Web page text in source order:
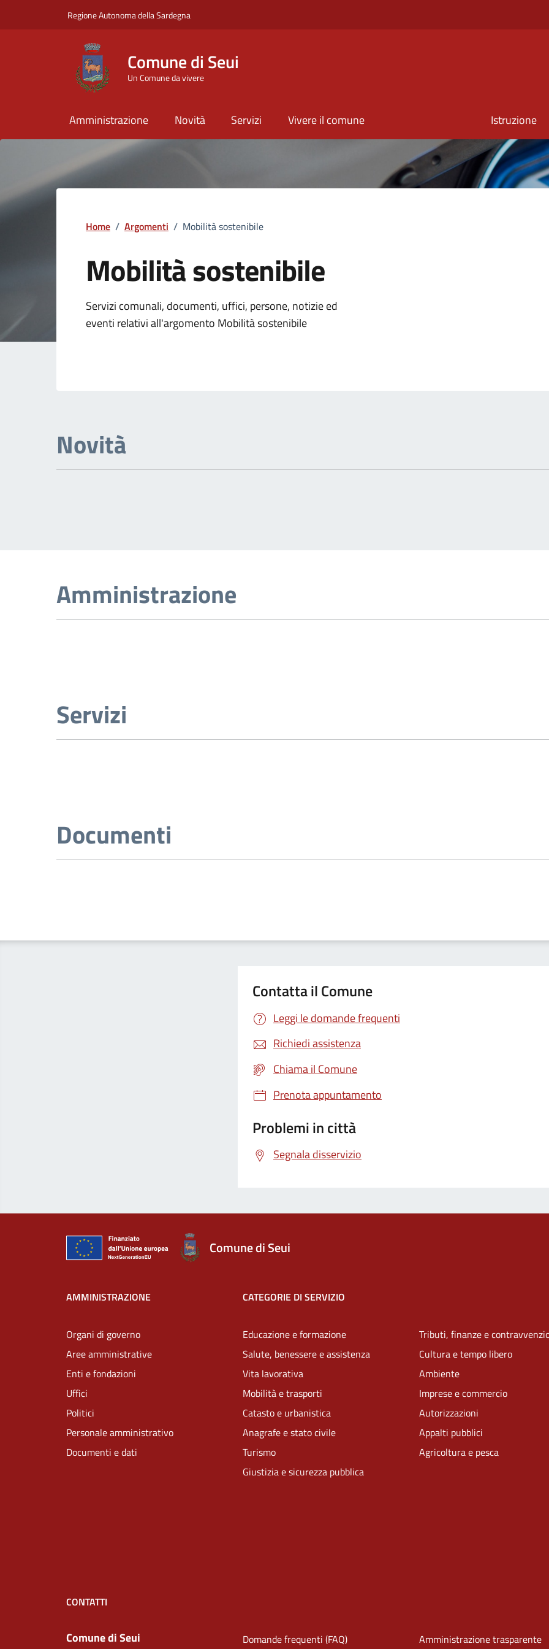
Regione Autonoma della Sardegna
Comune di Seui
Un Comune da vivere
Amministrazione Novità Servizi Vivere il comune Istruzione
Home / Argomenti / Mobilità sostenibile
Mobilità sostenibile
Dettagli dell'argomento
Servizi comunali, documenti, uffici, persone, notizie ed
eventi relativi all'argomento Mobilità sostenibile
Novità
Amministrazione
Servizi
Documenti
Contatta il Comune
Leggi le domande frequenti
Richiedi assistenza
Chiama il Comune
Prenota appuntamento
Problemi in città
Segnala disservizio
Comune di Seui
AMMINISTRAZIONE
Organi di governo
Aree amministrative
Enti e fondazioni
Uffici
Politici
Personale amministrativo
Documenti e dati
CATEGORIE DI SERVIZIO
Educazione e formazione
Salute, benessere e assistenza
Vita lavorativa
Mobilità e trasporti
Catasto e urbanistica
Anagrafe e stato civile
Turismo
Giustizia e sicurezza pubblica
Tributi, finanze e
Cultura e tempo libero
Ambiente
Imprese e commercio
Autorizzazioni
Appalti pubblici
Agricoltura e pesca
CONTATTI
Comune di Seui
Domande frequenti (FAQ) Amministrazione trasparente